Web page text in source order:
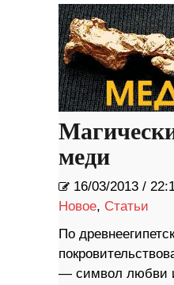
меди
16/03/2013 /
Новое, Статьи
По
— символ любви